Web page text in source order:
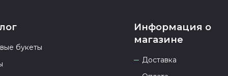
букеты
Информация о
магазине
Доставка